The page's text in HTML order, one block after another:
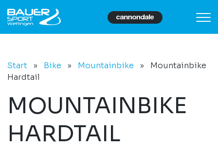
Start » Bike » Mountainbike »
Mountainbike
Hardtail
MOUNTAINBIKE
HARDTAIL